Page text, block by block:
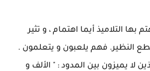
بها التلاميذ أيما اهتمام ، و تثير
النظير. فهم يلعبون و يتعلمون .
لا يميزون بين المدود : " الألف و